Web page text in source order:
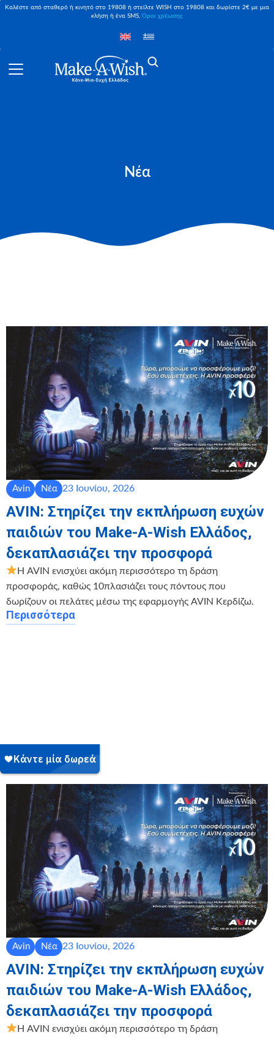
Καλέστε από σταθερό ή κινητό στο 19808 ή στείλτε WISH στο 19808 και δωρίστε 2€ με μια
κλήση ή ένα SMS,Όροι χρέωσης
Νέα
Avin Νέα 23 Ιουνίου, 2026
AVIN: Στηρίζει την εκπλήρωση ευχών
παιδιών του Make-A-Wish Ελλάδος,
δεκαπλασιάζει την προσφορά
Η AVIN ενισχύει ακόμη περισσότερο τη δράση
προσφοράς, καθώς 10πλασιάζει τους πόντους που
δωρίζουν οι πελάτες μέσω της εφαρμογής AVIN Κερδίζω.
Περισσότερα
Avin Νέα 23 Ιουνίου, 2026
AVIN: Στηρίζει την εκπλήρωση ευχών
παιδιών του Make-A-Wish Ελλάδος,
δεκαπλασιάζει την προσφορά
Η AVIN ενισχύει ακόμη περισσότερο τη δράση